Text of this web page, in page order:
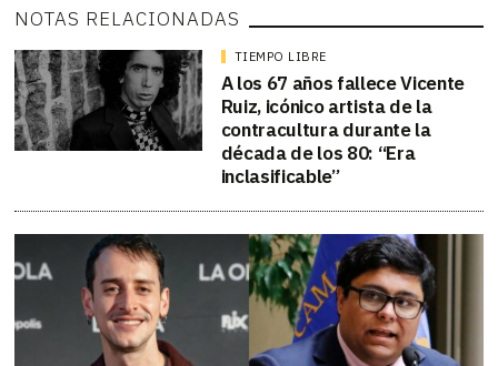
NOTAS RELACIONADAS
TIEMPO LIBRE
A los 67 años fallece Vicente
Ruiz, icónico artista de la
contracultura durante la
década de los 80: “Era
inclasificable”